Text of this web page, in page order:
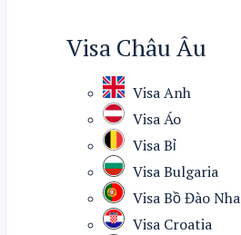
Visa Châu Âu
Visa Anh
Visa Áo
Visa Bỉ
Visa Bulgaria
Visa Bồ Đào Nha
Visa Croatia